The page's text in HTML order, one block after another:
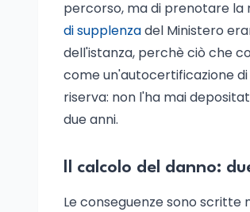
percorso, ma di prenotare la
di supplenzadel Ministero
dell'istanza, perchè ciò che
come un'autocertificazione
riserva: non l'ha mai
due anni.
Il calcolo del danno:
Le conseguenze sono scritte